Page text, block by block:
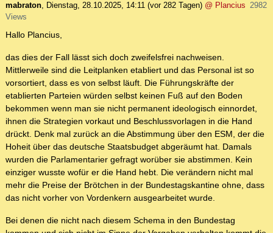
mabraton, Dienstag, 28.10.2025, 14:11 (vor 282 Tagen) @ Plancius 2982
Views
Hallo Plancius,
das dies der Fall lässt sich doch zweifelsfrei nachweisen.
Mittlerweile sind die Leitplanken etabliert und das Personal ist so
vorsortiert, dass es von selbst läuft. Die Führungskräfte der
etablierten Parteien würden selbst keinen Fuß auf den Boden
bekommen wenn man sie nicht permanent ideologisch einnordet,
ihnen die Strategien vorkaut und Beschlussvorlagen in die Hand
drückt. Denk mal zurück an die Abstimmung über den ESM, der die
Hoheit über das deutsche Staatsbudget abgeräumt hat. Damals
wurden die Parlamentarier gefragt worüber sie abstimmen. Kein
einziger wusste wofür er die Hand hebt. Die verändern nicht mal
mehr die Preise der Brötchen in der Bundestagskantine ohne, dass
das nicht vorher von Vordenkern ausgearbeitet wurde.
Bei denen die nicht nach diesem Schema in den Bundestag